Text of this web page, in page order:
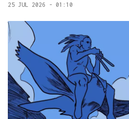
25 JUL 2026 - 01:10